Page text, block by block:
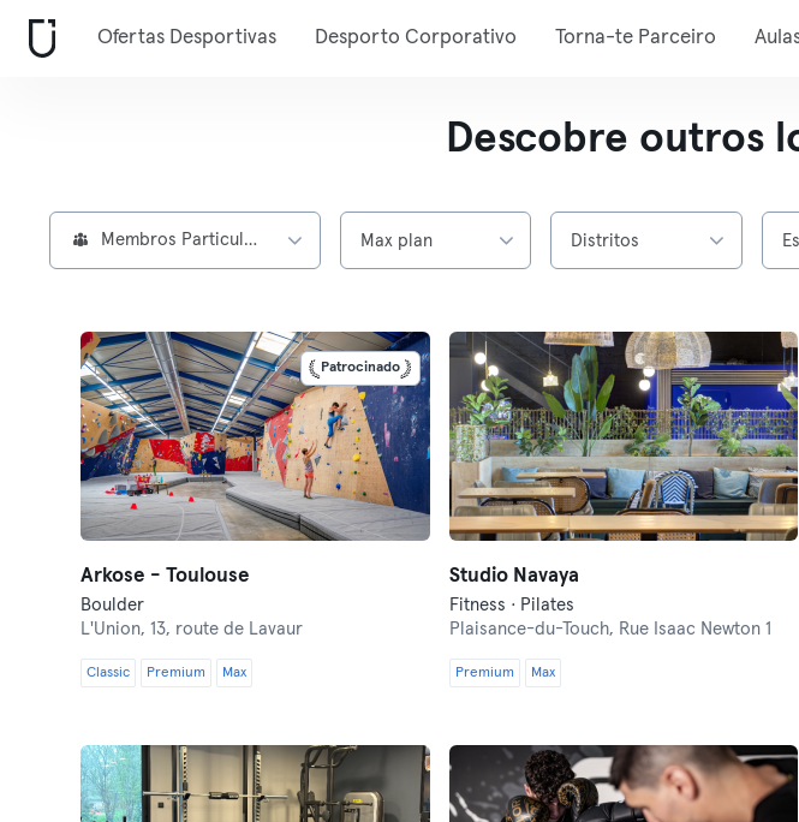
Ofertas Desportivas Desporto Corporativo Torna-te Parceiro
Descobre outros
Membros Particulares Max plan Distritos
Patrocinado
Arkose - Toulouse
Boulder
L'Union,13, route de Lavaur
Classic Premium Max
Studio Navaya
Fitness · Pilates
Plaisance-du-Touch, Rue Isaac Newton 1
Premium Max